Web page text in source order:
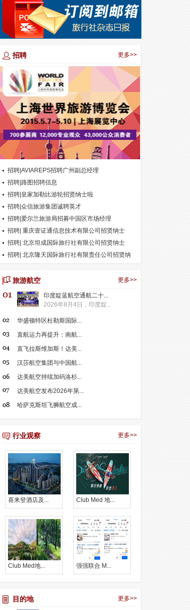
更多>>
招聘
招聘|AVIAREPS招聘广州副总经理
招聘|路图招聘信息
招聘|皇家加勒比游轮招贤纳士啦
招聘|众信旅游集团诚聘英才
招聘|爱尔兰旅游局招募中国区市场经理
招聘| 重庆壹证通信息技术有限公司招贤纳士
招聘| 北京坦成国际旅行社有限公司招贤纳士
招聘| 北京隆天国际旅行社有限责任公司招贤纳
更多>>
旅游航空
印度靛蓝航空通航二十...
2026年8月4日，印度靛...
华盛顿特区杜勒斯国际...
直航运力再提升：南航...
直飞拉斯维加斯！达美...
汉莎航空集团与中国航...
达美航空持续加码洛杉...
达美航空发布2026年第...
哈萨克斯坦飞狮航空成...
更多>>
行业观察
喜来登酒店及... Club Med 地...
Club Med地... 强强联合 M...
更多>>
目的地